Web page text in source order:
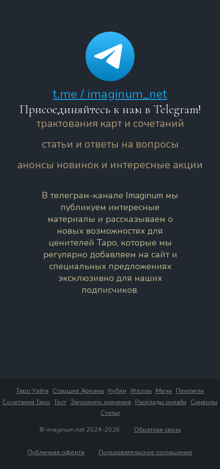
t.me / imaginum_net
Присоединяйтесь к нам в Telegram!
трактования карт и сочетаний
статьи и ответы на вопросы
анонсы новинок и интересные акции
В телеграм-канале Imaginum мы
публикуем интересные
материалы и рассказываем о
новых возможностях для
ценителей Таро, которые мы
регулярно добавляем на сайт и
специальных предложениях
эксклюзивно для наших
подписчиков.
Таро Уэйта Старшие Арканы Кубки Жезлы Мечи Пентакли
Сочетания Таро Тест Запомнить значения Расклады онлайн Символы
Статьи
© imaginum.net 2024-2026
Обратная связь
Публичная оферта Пользовательское соглашение